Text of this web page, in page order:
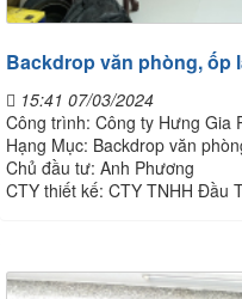
Backdrop văn phòng, ốp
15:41 07/03/2024
Công trình: Công ty Hưng Gia
Hạng Mục: Backdrop văn
Chủ đầu tư: Anh Phương
CTY thiết kế: CTY TNHH Đầu